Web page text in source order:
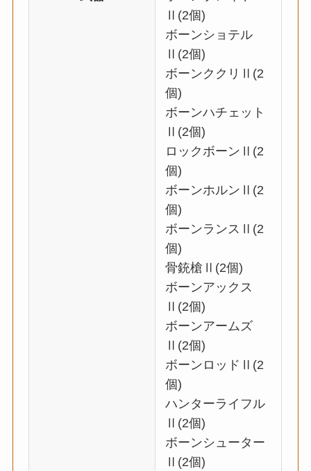
Ⅱ(2個)
ボーンショテル
Ⅱ(2個)
ボーンククリⅡ(2
個)
ボーンハチェット
Ⅱ(2個)
ロックボーンⅡ(2
個)
ボーンホルンⅡ(2
個)
ボーンランスⅡ(2
個)
骨銃槍Ⅱ(2個)
ボーンアックス
Ⅱ(2個)
ボーンアームズ
Ⅱ(2個)
ボーンロッドⅡ(2
個)
ハンターライフル
Ⅱ(2個)
ボーンシューター
Ⅱ(2個)